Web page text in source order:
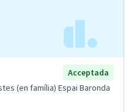
Acceptada
(en família) Espai Baronda